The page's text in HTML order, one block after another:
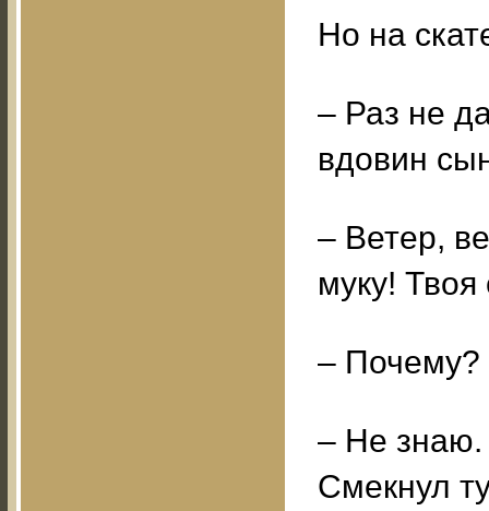
Но на
– Раз не
вдовин
– Ветер,
муку! Твоя
– Почему?
– Не знаю.
Смекнул